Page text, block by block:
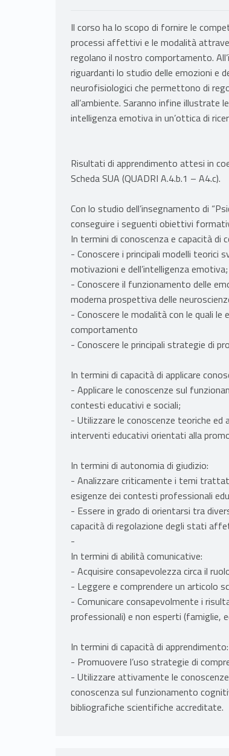
Il corso ha lo scopo di fornire le
processi affettivi e le modalità
regolano il nostro comportamento.
riguardanti lo studio delle emozioni e
neurofisiologici che permettono di
all’ambiente. Saranno infine illustrate
intelligenza emotiva in un’ottica di
Risultati di apprendimento attesi in
Scheda SUA (QUADRI A.4.b.1 – A4.c).
Con lo studio dell’insegnamento di
conseguire i seguenti obiettivi
In termini di conoscenza e capacità di
- Conoscere i principali modelli teorici
motivazioni e dell’intelligenza emotiva;
- Conoscere il funzionamento delle
moderna prospettiva delle
- Conoscere le modalità con le quali
comportamento
- Conoscere le principali strategie di
In termini di capacità di applicare
- Applicare le conoscenze sul
contesti educativi e sociali;
- Utilizzare le conoscenze teoriche ed
interventi educativi orientati alla
In termini di autonomia di giudizio:
- Analizzare criticamente i temi
esigenze dei contesti professionali
- Essere in grado di orientarsi tra
capacità di regolazione degli stati
-
In termini di abilità comunicative:
- Acquisire consapevolezza circa il
- Leggere e comprendere un articolo
- Comunicare consapevolmente i
professionali) e non esperti (famiglie,
In termini di capacità di apprendimento:
- Promuovere l’uso strategie di
- Utilizzare attivamente le
conoscenza sul funzionamento
bibliografiche scientifiche accreditate.